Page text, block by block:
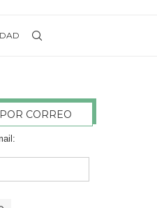
CORREO